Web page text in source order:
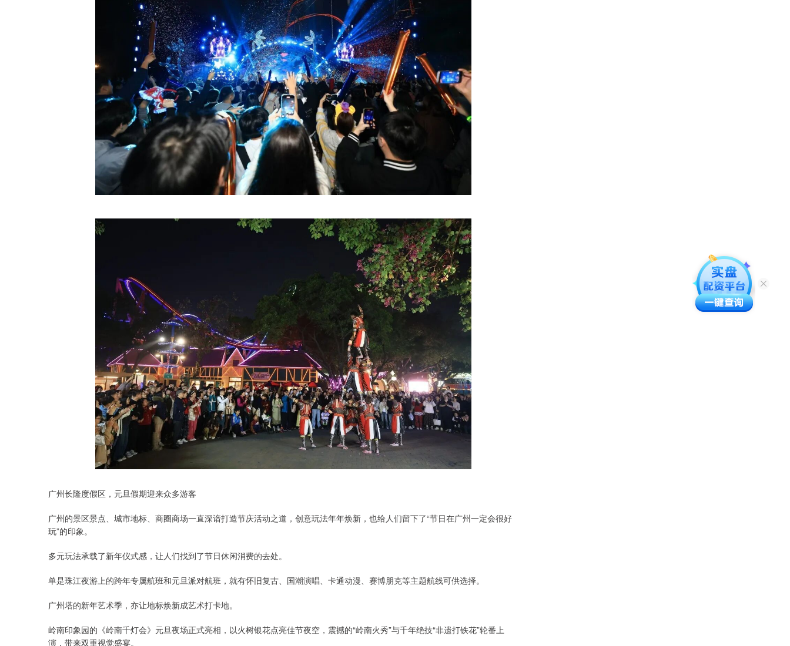
广州长隆度假区，元旦假期迎来众多游客
广州的景区景点、城市地标、商圈商场一直深谙打造节庆活动之道，创意玩法年年焕新，也给人们留下了“节日在广州一定会很好
玩”的印象。
多元玩法承载了新年仪式感，让人们找到了节日休闲消费的去处。
单是珠江夜游上的跨年专属航班和元旦派对航班，就有怀旧复古、国潮演唱、卡通动漫、赛博朋克等主题航线可供选择。
广州塔的新年艺术季，亦让地标焕新成艺术打卡地。
岭南印象园的《岭南千灯会》元旦夜场正式亮相，以火树银花点亮佳节夜空，震撼的“岭南火秀”与千年绝技“非遗打铁花”轮番上
演，带来双重视觉盛宴。